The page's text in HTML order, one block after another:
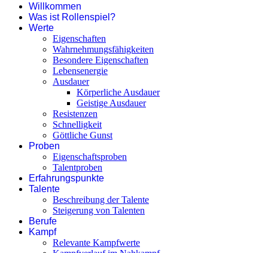
Willkommen
Was ist Rollenspiel?
Werte
Eigenschaften
Wahrnehmungsfähigkeiten
Besondere Eigenschaften
Lebensenergie
Ausdauer
Körperliche Ausdauer
Geistige Ausdauer
Resistenzen
Schnelligkeit
Göttliche Gunst
Proben
Eigenschaftsproben
Talentproben
Erfahrungspunkte
Talente
Beschreibung der Talente
Steigerung von Talenten
Berufe
Kampf
Relevante Kampfwerte